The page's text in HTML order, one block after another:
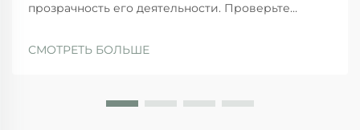
прозрачность его деятельности. Проверьте
разрешениями...
СМОТРЕТЬ БОЛЬШЕ